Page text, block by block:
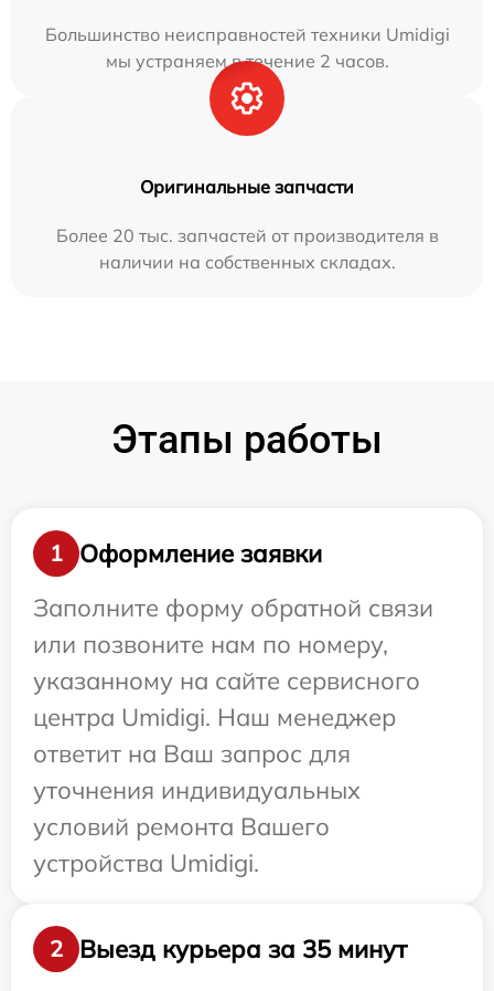
Большинство неисправностей техники Umidigi
мы устраняем в течение 2 часов.
Оригинальные запчасти
Более 20 тыс. запчастей от производителя в
наличии на собственных складах.
Этапы работы
1
Оформление заявки
Заполните форму обратной связи
или позвоните нам по номеру,
указанному на сайте сервисного
центра Umidigi. Наш менеджер
ответит на Ваш запрос для
уточнения индивидуальных
условий ремонта Вашего
устройства Umidigi.
2
Выезд курьера за 35 минут